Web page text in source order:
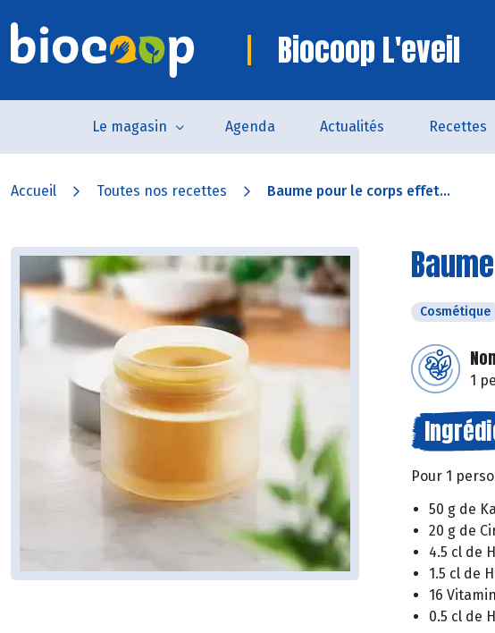
Biocoop L'eveil
Le magasin Agenda Actualités Recettes
Accueil Toutes nos recettes Baume pour le corps effet...
Cosmétique
1
Pour 1
50 g de
20 g de
4.5 cl de
1.5 cl de
16
0.5 cl de